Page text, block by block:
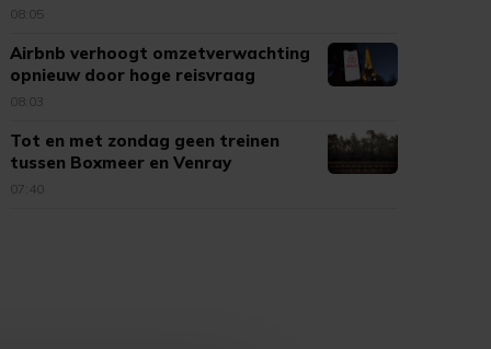
08:05
Airbnb verhoogt omzetverwachting
opnieuw door hoge reisvraag
08:03
Tot en met zondag geen treinen
tussen Boxmeer en Venray
07:40